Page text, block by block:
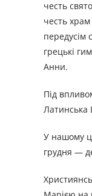
честь
честь
передусім
грецькі
Анни.
Під
Латинська
У нашому
грудня —